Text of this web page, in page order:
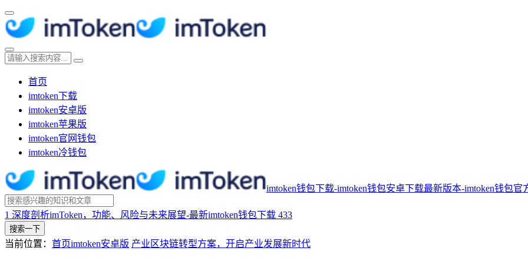
首页
imtoken下载
imtoken安卓版
imtoken苹果版
imtoken官网钱包
imtoken冷钱包
imtoken钱包下载-imtoken钱包安卓下载最新版本-imtoken钱包官
1 深度剖析imToken，功能、风险与未来展望-最新imtoken钱包下载 433
搜索一下
当前位置： 首页imtoken安卓版 产业区块链转型方案，开启产业发展新时代